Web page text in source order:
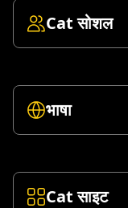
Cat सोशल
भाषा
Cat साइट